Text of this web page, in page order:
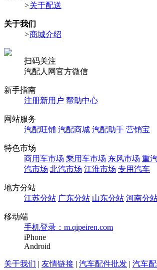
>关于配送
关于我们
>商城介绍
扫码关注
汽配人网官方微信
新手指南
注册新用户 帮助中心
网站服务
汽配旺铺 汽配商城 汽配助手 营销宝
特色市场
商用车市场 乘用车市场 东风市场 重
汽市场 北汽市场 江淮市场 专用汽车
地方分站
江苏分站 广东分站 山东分站 河南分
移动端
手机登录：m.qipeiren.com
iPhone
Android
关于我们 | 友情链接 | 汽车配件批发 | 汽车